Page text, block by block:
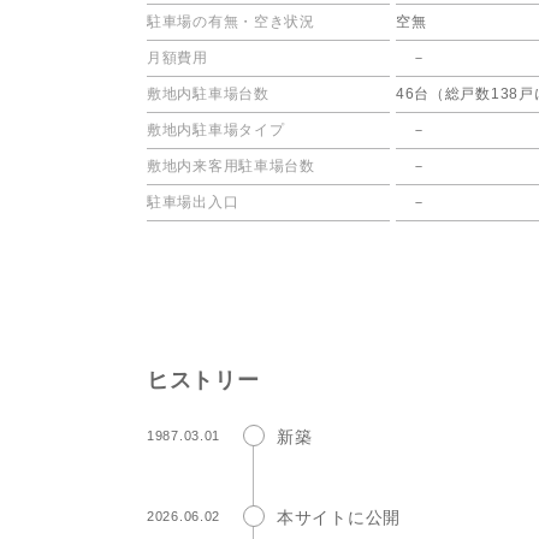
駐車場の有無 ・空き状況 空無
月額費用 －
敷地内駐車場台数 46台（総戸数138戸
敷地内駐車場タイプ －
敷地内来客用駐車場台数 －
駐車場出入口 －
ヒストリー
1987.03.01 新築
2026.06.02 本サイトに公開